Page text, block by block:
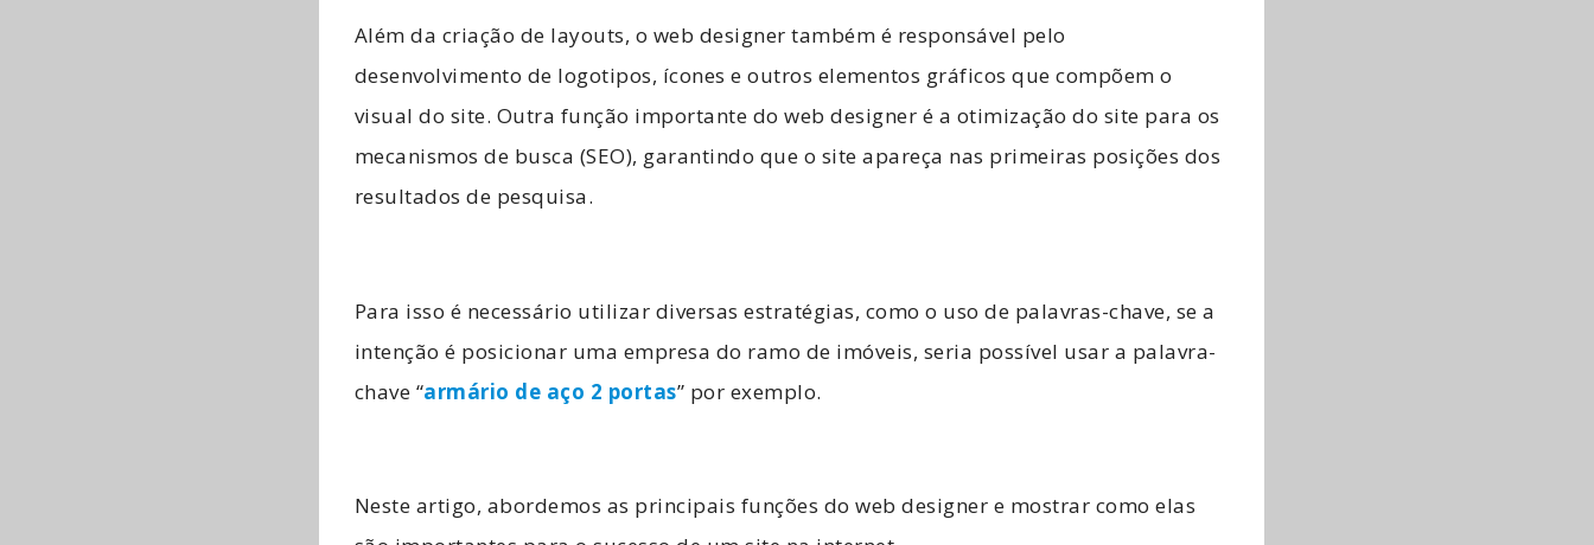
Além da criação de layouts, o web designer também é responsável pelo
desenvolvimento de logotipos, ícones e outros elementos gráficos que compõem o
visual do site. Outra função importante do web designer é a otimização do site para os
mecanismos de busca (SEO), garantindo que o site apareça nas primeiras posições dos
resultados de pesquisa.
Para isso é necessário utilizar diversas estratégias, como o uso de palavras-chave, se a
intenção é posicionar uma empresa do ramo de imóveis, seria possível usar a palavra-
chave “armário de aço 2 portas” por exemplo.
Neste artigo, abordemos as principais funções do web designer e mostrar como elas